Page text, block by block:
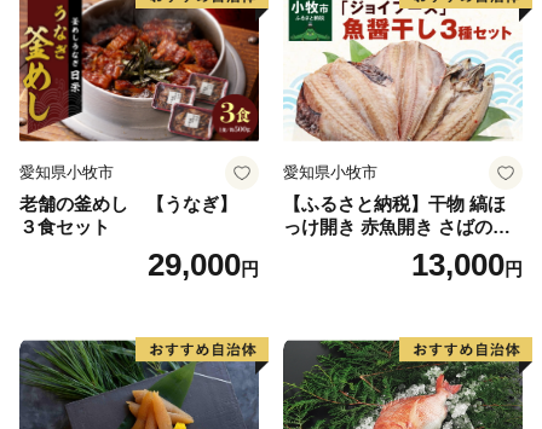
愛知県小牧市
老舗の釜めし 【うなぎ】
３食セット
29,000円
愛知県小牧市
【ふるさと納税】干物 縞ほ
っけ開き 赤魚開き さばの開
き 魚醤干し 3種 セット 詰め
合わせ 魚 おかず 肉厚 おいし
取り寄せグルメ 魚醤 ナンプ
ラー 愛知県 小牧市 冷凍 送料
無料
13,000円